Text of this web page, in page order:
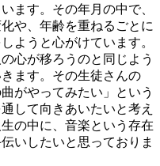
ます。その年月の中で、
や、年齢を重ねるごとに
ようと心がけています。
心が移ろうのと同じよう
ます。その生徒さんの
がやってみたい」という
して向きあいたいと考え
の中に、音楽という存在
いしたいと思っておりま